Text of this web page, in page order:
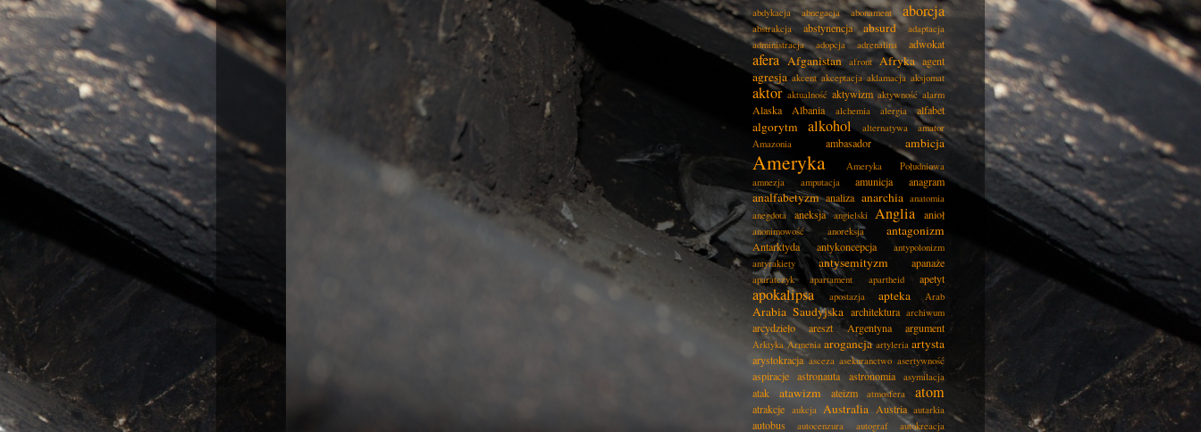
abdykacja abnegacja abonament aborcja
abstrakcja abstynencja absurd
adaptacja
administracja
adopcja adrenalina adwokat
afera Afganistan afront Afryka agent
agresja akcent akceptacja aklamacja aksjomat
aktor aktualność aktywizm aktywność alarm
Alaska Albania alchemia alergia alfabet
algorytm alkohol alternatywa
amator
Amazonia
ambasador ambicja
Ameryka
Ameryka Południowa
amnezja
amputacja amunicja anagram
analfabetyzm analiza anarchia anatomia
anegdota
aneksja angielski Anglia anioł
anonimowość anoreksja antagonizm
Antarktyda antykoncepcja
antypolonizm
antyrakiety
antysemityzm apanaże
aparatczyk apartament apartheid apetyt
apokalipsa apostazja apteka Arab
Arabia Saudyjska architektura archiwum
arcydzieło areszt Argentyna argument
Arktyka Armenia arogancja artyleria artysta
arystokracja asceza asekuranctwo asertywność
aspiracje astronauta astronomia asymilacja
atak atawizm ateizm atmosfera atom
atrakcje aukcja Australia Austria autarkia
autobus autocenzura autograf
autokreacja